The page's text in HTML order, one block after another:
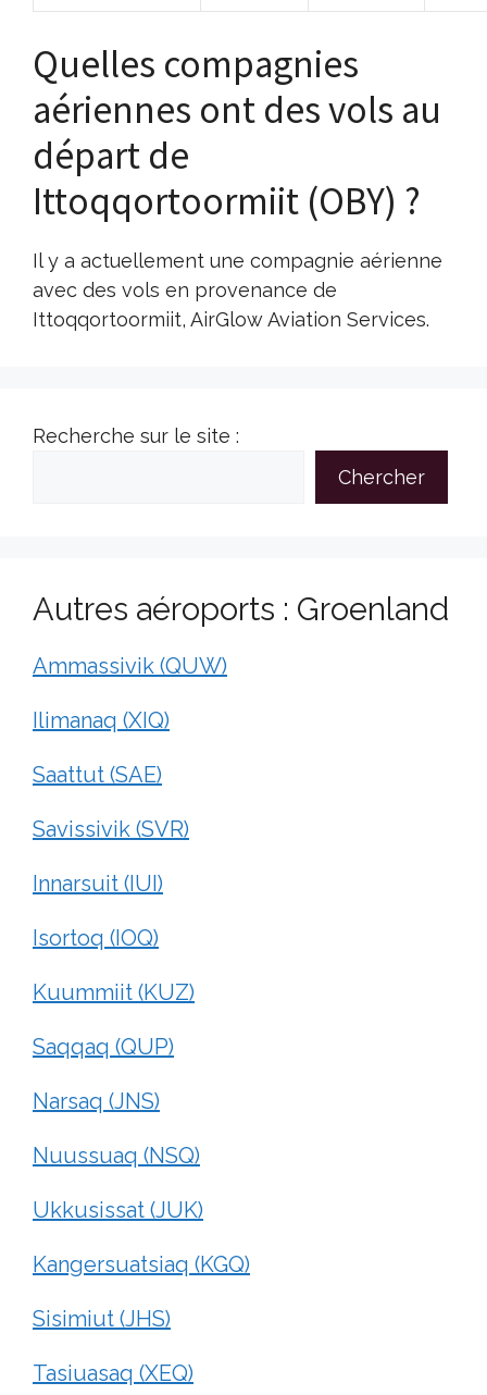
Quelles compagnies
aériennes ont des vols au
départ de
Ittoqqortoormiit (OBY) ?
Il y a actuellement une compagnie aérienne
avec des vols en provenance de
Ittoqqortoormiit, AirGlow Aviation Services.
Recherche sur le site :
Chercher
Autres aéroports : Groenland
Ammassivik (QUW)
Ilimanaq (XIQ)
Saattut (SAE)
Savissivik (SVR)
Innarsuit (IUI)
Isortoq (IOQ)
Kuummiit (KUZ)
Saqqaq (QUP)
Narsaq (JNS)
Nuussuaq (NSQ)
Ukkusissat (JUK)
Kangersuatsiaq (KGQ)
Sisimiut (JHS)
Tasiuasaq (XEQ)